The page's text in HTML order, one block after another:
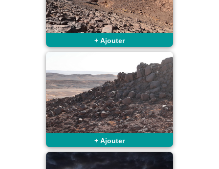
+ Ajouter
+ Ajouter